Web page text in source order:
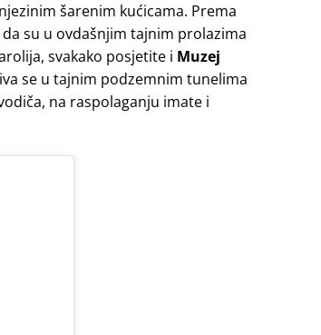
šarenim kućicama. Prema
su u ovdašnjim tajnim prolazima
svakako posjetite i Muzej
se u tajnim podzemnim tunelima
na raspolaganju imate i